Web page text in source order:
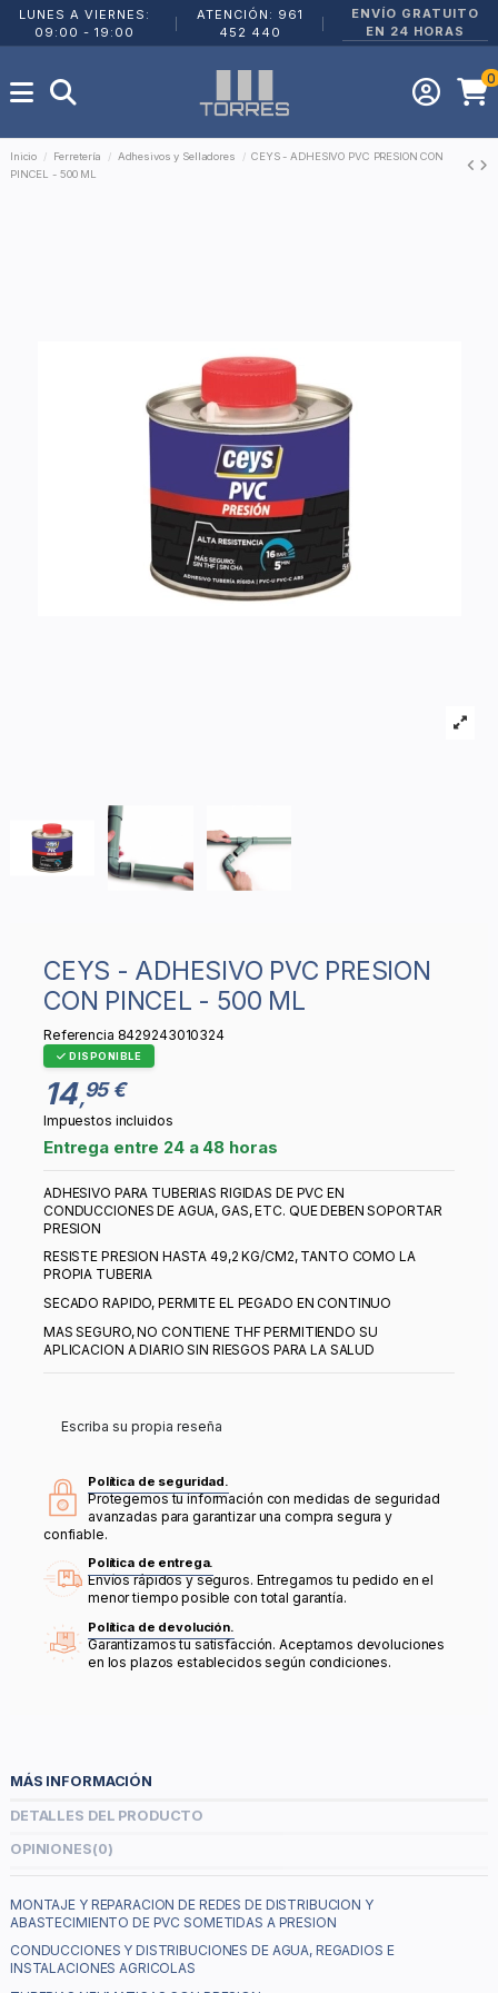
LUNES A VIERNES:
09:00 - 19:00
ATENCIÓN: 961
452 440
ENVÍO GRATUITO
EN 24 HORAS
0
Inicio Ferretería Adhesivos y Selladores
CEYS - ADHESIVO PVC PRESION CON
PINCEL - 500 ML
CEYS - ADHESIVO PVC PRESION
CON PINCEL - 500 ML
Referencia 8429243010324
DISPONIBLE
14 ,95 €
Impuestos incluidos
Entrega entre 24 a 48 horas
ADHESIVO PARA TUBERIAS RIGIDAS DE PVC EN
CONDUCCIONES DE AGUA, GAS, ETC. QUE DEBEN SOPORTAR
PRESION
RESISTE PRESION HASTA 49,2 KG/CM2, TANTO COMO LA
PROPIA TUBERIA
SECADO RAPIDO, PERMITE EL PEGADO EN CONTINUO
MAS SEGURO, NO CONTIENE THF PERMITIENDO SU
APLICACION A DIARIO SIN RIESGOS PARA LA SALUD
Escriba su propia reseña
Política de seguridad.
Protegemos tu información con medidas de seguridad
avanzadas para garantizar una compra segura y
confiable.
Política de entrega.
Envíos rápidos y seguros. Entregamos tu pedido en el
menor tiempo posible con total garantía.
Política de devolución.
Garantizamos tu satisfacción. Aceptamos devoluciones
en los plazos establecidos según condiciones.
MÁS INFORMACIÓN
DETALLES DEL PRODUCTO
OPINIONES(0)
MONTAJE Y REPARACION DE REDES DE DISTRIBUCION Y
ABASTECIMIENTO DE PVC SOMETIDAS A PRESION
CONDUCCIONES Y DISTRIBUCIONES DE AGUA, REGADIOS E
INSTALACIONES AGRICOLAS